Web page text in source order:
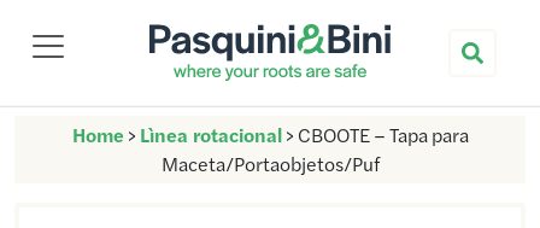
Nuova Pasquini & Bini
Home > Lìnea rotacional> CBOOTE – Tapa para
Maceta/Portaobjetos/Puf